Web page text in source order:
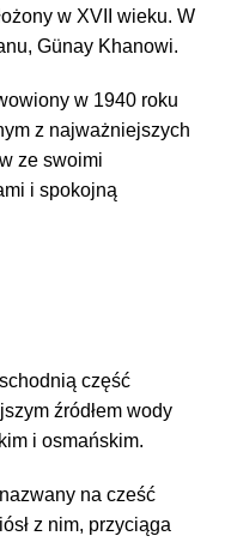
w XVII wieku. W
Günay Khanowi.
w 1940 roku
z najważniejszych
ze swoimi
i spokojną
część
źródłem wody
i osmańskim.
na cześć
z nim, przyciąga